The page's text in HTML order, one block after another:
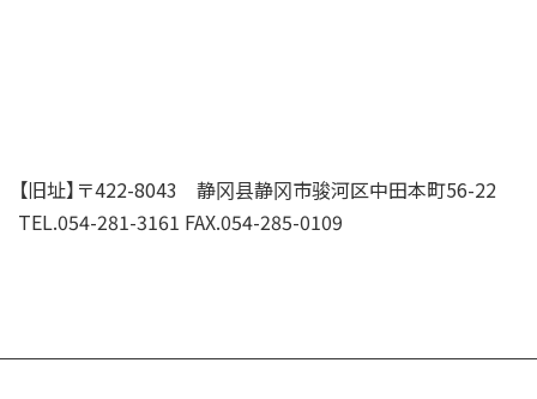
【旧址】〒422-8043 静冈县静冈市骏河区中田本町56-22
TEL.054-281-3161 FAX.054-285-0109